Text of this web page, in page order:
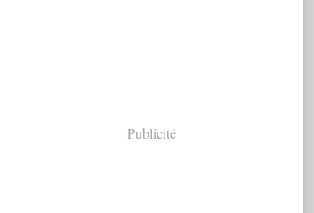
Publicité